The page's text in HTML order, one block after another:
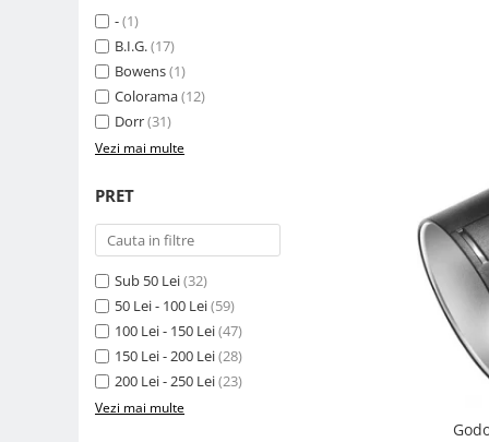
Filtre White Balance
Accesorii filtre
Convertoare pe filet foto video
Inele reductii obiective
Curatare si intretinere
Blitz-uri TTL - Dedicate
Compatibil Sony
Adaptoare stativ port umbrela si
Comander TTL
Cabluri TTL
-(1)
B.I.G.(17)
Bowens(1)
Colorama(12)
Dorr(31)
Vezi mai multe
PRET
Sub 50 Lei(32)
50 Lei - 100 Lei(59)
100 Lei - 150 Lei(47)
150 Lei - 200 Lei(28)
200 Lei - 250 Lei(23)
Vezi mai multe